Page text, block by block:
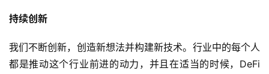
持续创新
我们不断创新，创造新想法并构建新技术。行业中的每个人
都是推动这个行业前进的动力，并且在适当的时候，DeFi